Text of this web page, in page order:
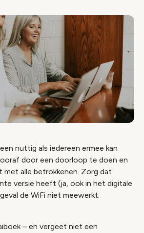
nuttig als iedereen ermee kan
door een doorloop te doen en
alle betrokkenen. Zorg dat
versie heeft (ja, ook in het digitale
de WiFi niet meewerkt.
– en vergeet niet een